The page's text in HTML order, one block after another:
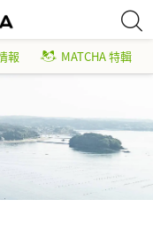
報 MATCHA 特輯